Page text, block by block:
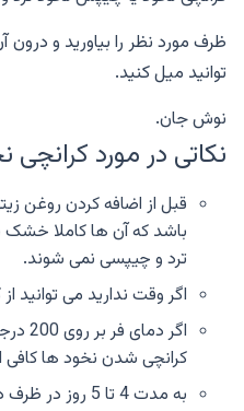
ظرف مورد نظر را بیاورید و
توانید میل کنید.
نوش جان.
نکاتی در مورد کرانچی
قبل از اضافه کردن روغن
باشد که آن ها کاملا خشک
ترد و چیپسی نمی شوند.
اگر وقت ندارید می توانید
کرانچی شدن نخود ها
به مدت 4 تا 5 روز در ظرف درب دار قابل نگه داری است.